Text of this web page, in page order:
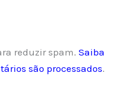
reduzir spam. Saiba
são processados.